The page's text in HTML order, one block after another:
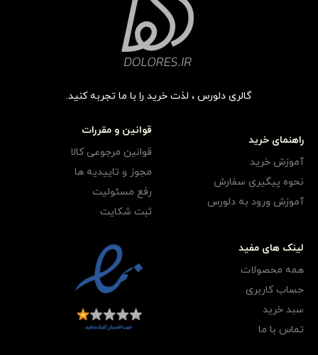
گالری دلورس ، لذت خرید را با ما تجربه کنید.
راهنمای خرید
آموزش خرید
نحوه پیگیری سفارش
آموزش ورود به دلورس
قوانین و مقررات
قوانین مرجوعی کالا
مجوز و تاییدیه ها
رفع مسئولیت
ثبت شکایت
لینک های مفید
همه محصولات
حساب کاربری
سبد خرید
تماس با ما